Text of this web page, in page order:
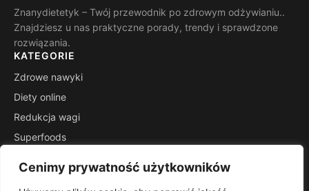
Cenimy prywatność użytkowników
Znanydietetyk – Twój przewodnik po zdrowym odżywianiu..
Znajdziesz u nas praktyczne porady, trendy i sprawdzone
rozwiązania.
KATEGORIE
Zdrowe nawyki
Diety online
Redukcja wagi
Superfoods
Wiedza ekspertów